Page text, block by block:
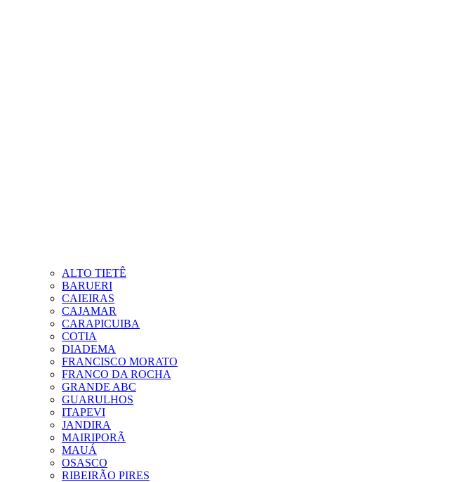
ALTO TIETÊ
BARUERI
CAIEIRAS
CAJAMAR
CARAPICUIBA
COTIA
DIADEMA
FRANCISCO MORATO
FRANCO DA ROCHA
GRANDE ABC
GUARULHOS
ITAPEVI
JANDIRA
MAIRIPORÃ
MAUÁ
OSASCO
RIBEIRÃO PIRES